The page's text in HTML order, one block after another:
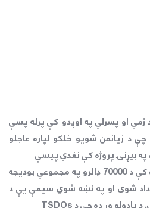
ژمي او پسرلي په اوږدو کې پرله پسې
د زیانمن شویو خلکو لپاره عاجلو
په بیړنۍ پروژه کې نغدي پیسې
د 2023 کال په اګست میاشت کې د 70000 ډالرو په مجموعي بودیجه
شوی او په نښه شوي سیمې یې د